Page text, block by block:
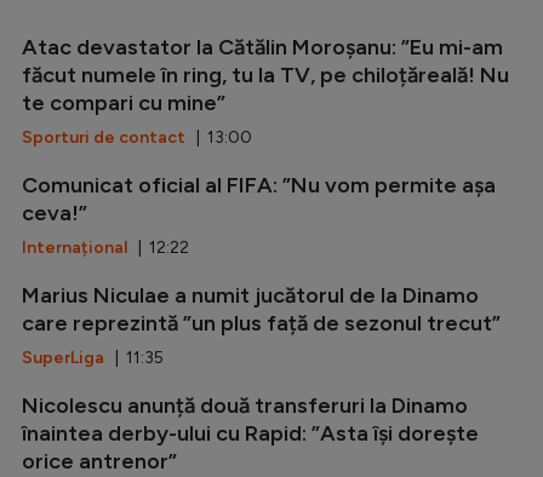
Atac devastator la Cătălin Moroșanu: ”Eu mi-am
făcut numele în ring, tu la TV, pe chiloțăreală! Nu
te compari cu mine”
Sporturi de contact | 13:00
Comunicat oficial al FIFA: ”Nu vom permite așa
ceva!”
Internațional | 12:22
Marius Niculae a numit jucătorul de la Dinamo
care reprezintă ”un plus față de sezonul trecut”
SuperLiga | 11:35
Nicolescu anunță două transferuri la Dinamo
înaintea derby-ului cu Rapid: ”Asta își dorește
orice antrenor”